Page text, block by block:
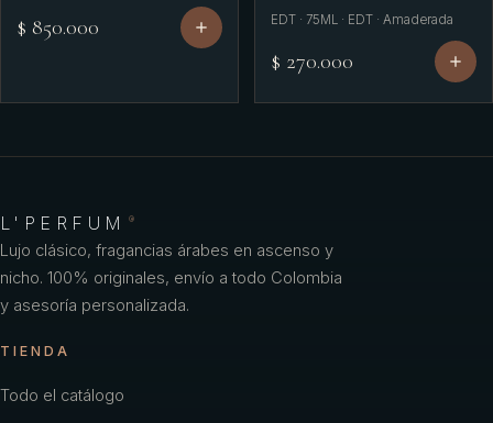
$ 850.000 EDT · 75ML · EDT · Amaderada
$ 270.000
L'PERFUM ®
Lujo clásico, fragancias árabes en ascenso y
nicho. 100% originales, envío a todo Colombia
y asesoría personalizada.
TIENDA
Todo el catálogo